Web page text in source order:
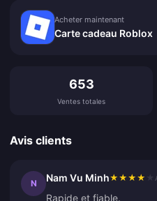
Acheter maintenant
Carte cadeau Roblox
653
Ventes totales
Avis clients
N Nam Vu Minh★ ★ ★ ★
Rapide et fiable.